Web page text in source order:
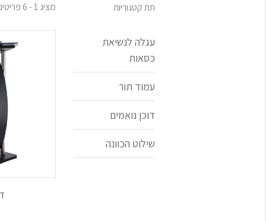
חשוב מאוד לבחור בחברת מדיליין שתספק
שנות הניסיון שלהם, על מנת לבצע
תת קטגוריות
עגלה לנשיאת
כסאות
עמוד תור
דוכן נואמים
שילוט הכוונה
מציג 1 - 6 פריטים מתוך 6